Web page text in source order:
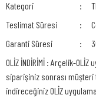
Kategori
Teslimat Süresi
Garanti Süresi
OLİZ İNDİRİMİ : Arçelik-
siparişiniz sonrası
indireceğiniz OLİZ